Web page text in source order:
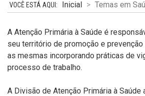
Inicial Temas em
A Atenção Primária à Saúde é
seu território de promoção e prevenção
as mesmas incorporando práticas de
processo de trabalho.
A Divisão de Atenção Primária à Saúde